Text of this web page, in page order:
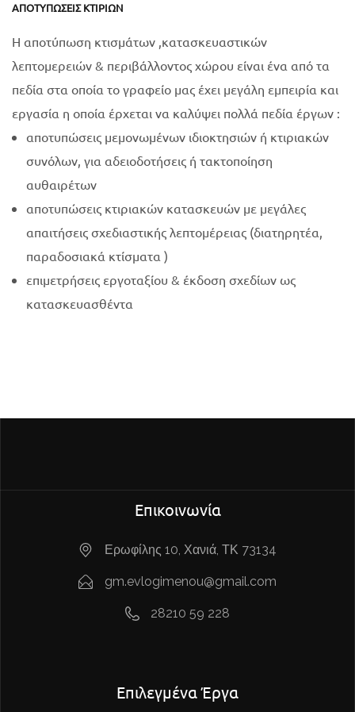
ΑΠΟΤΥΠΏΣΕΙΣ ΚΤΙΡΊΩΝ
Η αποτύπωση κτισμάτων ,κατασκευαστικών
λεπτομερειών & περιβάλλοντος χώρου είναι ένα από τα
πεδία στα οποία το γραφείο μας έχει μεγάλη εμπειρία και
εργασία η οποία έρχεται να καλύψει πολλά πεδία έργων :
αποτυπώσεις μεμονωμένων ιδιοκτησιών ή κτιριακών
συνόλων, για αδειοδοτήσεις ή τακτοποίηση
αυθαιρέτων
αποτυπώσεις κτιριακών κατασκευών με μεγάλες
απαιτήσεις σχεδιαστικής λεπτομέρειας (διατηρητέα,
παραδοσιακά κτίσματα )
επιμετρήσεις εργοταξίου & έκδοση σχεδίων ως
κατασκευασθέντα
Επικοινωνία
Ερωφίλης 10, Χανιά, ΤΚ 73134
gm.evlogimenou@gmail.com
28210 59 228
Επιλεγμένα Έργα